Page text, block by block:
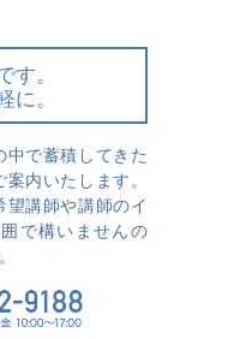
す。
に。
で蓄積してきた
内いたします。
講師や講師のイ
で構いませんの